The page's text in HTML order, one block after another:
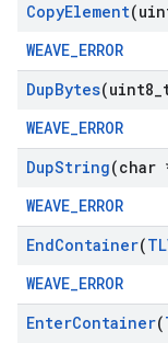
CopyElement
WEAVE_ERROR
DupBytes(uint8
WEAVE_ERROR
DupString(char
WEAVE_ERROR
EndContainer(
WEAVE_ERROR
EnterContainer(